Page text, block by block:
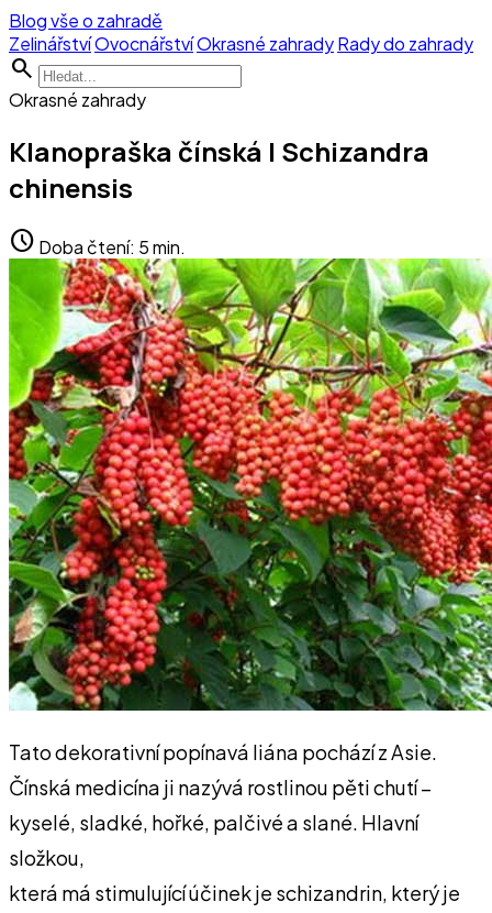
Blog vše o zahradě
ZelinářstvíOvocnářstvíOkrasné zahradyRady do zahrady
search
Okrasné zahrady
Klanopraška čínská | Schizandra
chinensis
schedule Doba čtení: 5 min.
Tato dekorativní popínavá liána pochází z Asie.
Čínská medicína ji nazývá rostlinou pěti chutí –
kyselé, sladké, hořké, palčivé a slané. Hlavní
složkou,
která má stimulující účinek je schizandrin, který je